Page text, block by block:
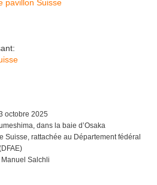
octobre 2025
dans la baie d’Osaka
Suisse, rattachée au Département fédéral
Manuel Salchli